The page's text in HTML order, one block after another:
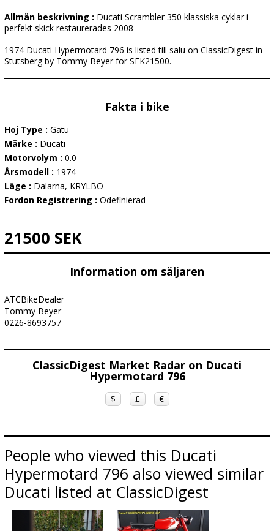
Allmän beskrivning : Ducati Scrambler 350 klassiska cyklar i
perfekt skick restaurerades 2008
1974 Ducati Hypermotard 796 is listed till salu on ClassicDigest in
Stutsberg by Tommy Beyer for SEK21500.
Fakta i bike
Hoj Type : Gatu
Märke : Ducati
Motorvolym : 0.0
Årsmodell : 1974
Läge : Dalarna, KRYLBO
Fordon Registrering : Odefinierad
21500 SEK
Information om säljaren
ATCBikeDealer
Tommy Beyer
0226-8693757
ClassicDigest Market Radar on Ducati
Hypermotard 796
$ £ €
People who viewed this Ducati
Hypermotard 796 also viewed similar
Ducati listed at ClassicDigest